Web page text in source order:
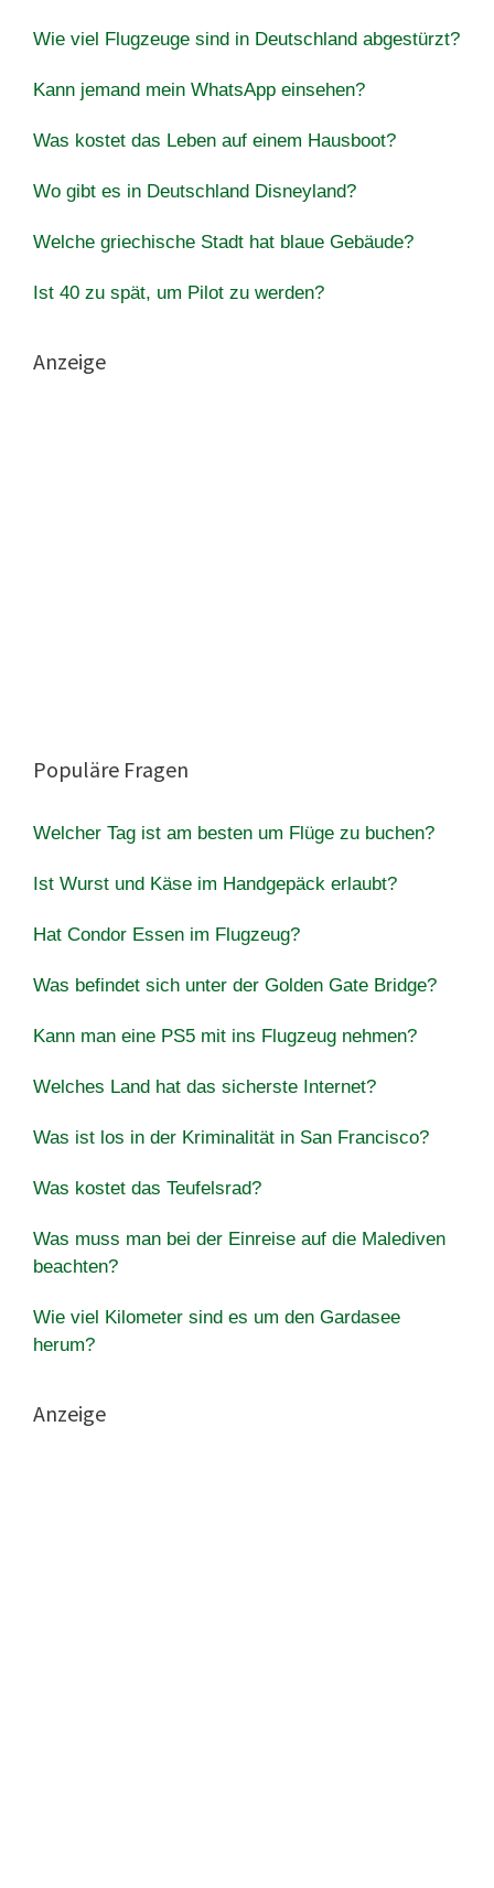
Wie viel Flugzeuge sind in Deutschland abgestürzt?
Kann jemand mein WhatsApp einsehen?
Was kostet das Leben auf einem Hausboot?
Wo gibt es in Deutschland Disneyland?
Welche griechische Stadt hat blaue Gebäude?
Ist 40 zu spät, um Pilot zu werden?
Anzeige
Populäre Fragen
Welcher Tag ist am besten um Flüge zu buchen?
Ist Wurst und Käse im Handgepäck erlaubt?
Hat Condor Essen im Flugzeug?
Was befindet sich unter der Golden Gate Bridge?
Kann man eine PS5 mit ins Flugzeug nehmen?
Welches Land hat das sicherste Internet?
Was ist los in der Kriminalität in San Francisco?
Was kostet das Teufelsrad?
Was muss man bei der Einreise auf die Malediven
beachten?
Wie viel Kilometer sind es um den Gardasee
herum?
Anzeige